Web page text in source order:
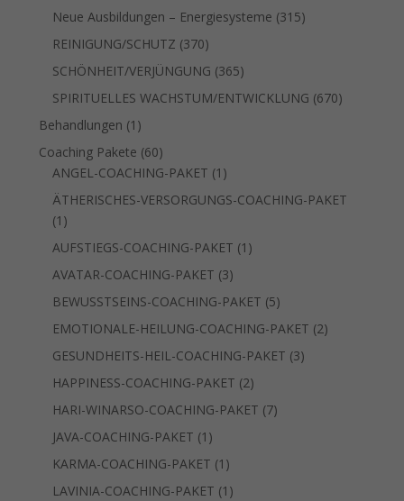
Produkte
Neue Ausbildungen – Energiesysteme 315315
REINIGUNG/SCHUTZ 370370
Produkte
SCHÖNHEIT/VERJÜNGUNG 365365
Produkte
SPIRITUELLES WACHSTUM/ENTWICKLUNG 670670
Behandlungen 1 1
Produkt
Coaching Pakete 6060
Produkte
ANGEL-COACHING-PAKET 1 1
Produkt
ÄTHERISCHES-VERSORGUNGS-COACHING-PAKET
1 1
Produkt
AUFSTIEGS-COACHING-PAKET 1 1
AVATAR-COACHING-PAKET 33
Produkte
BEWUSSTSEINS-COACHING-PAKET 55
Produkte
EMOTIONALE-HEILUNG-COACHING-PAKET 22
GESUNDHEITS-HEIL-COACHING-PAKET 33
HAPPINESS-COACHING-PAKET 22
Produkte
HARI-WINARSO-COACHING-PAKET 77
JAVA-COACHING-PAKET 1 1
Produkt
KARMA-COACHING-PAKET 1 1
Produkt
LAVINIA-COACHING-PAKET 1 1